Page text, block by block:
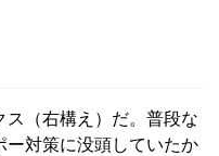
（右構え）だ。普段な
ー対策に没頭していたか